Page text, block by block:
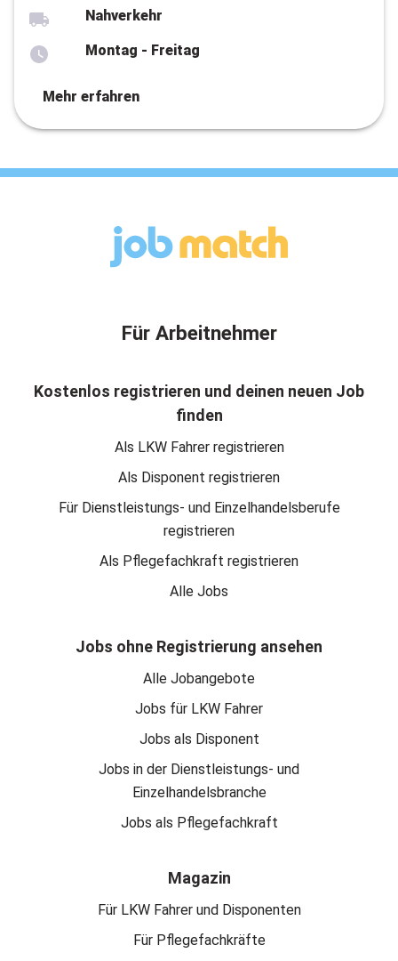
Nahverkehr
Montag - Freitag
Mehr erfahren
Für Arbeitnehmer
Kostenlos registrieren und deinen neuen Job
finden
Als LKW Fahrer registrieren
Als Disponent registrieren
Für Dienstleistungs- und Einzelhandelsberufe
registrieren
Als Pflegefachkraft registrieren
Alle Jobs
Jobs ohne Registrierung ansehen
Alle Jobangebote
Jobs für LKW Fahrer
Jobs als Disponent
Jobs in der Dienstleistungs- und
Einzelhandelsbranche
Jobs als Pflegefachkraft
Magazin
Für LKW Fahrer und Disponenten
Für Pflegefachkräfte